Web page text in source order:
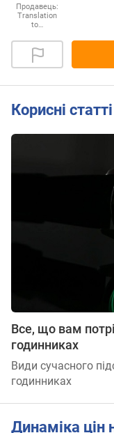
Продавець:
Translation
to…
Корисні статті
Все, що вам
годинниках
Види сучасного
годинниках
Динаміка цін